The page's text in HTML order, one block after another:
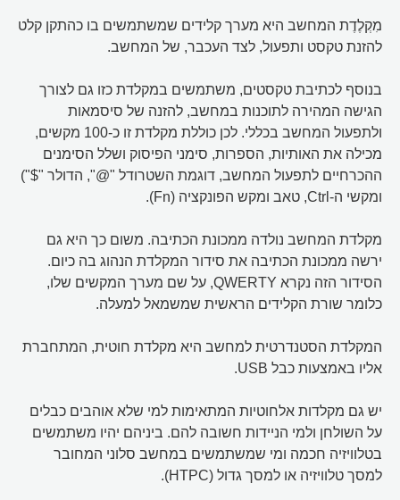
מִקְלֶדֶת המחשב היא מערך קלידים שמשתמשים בו כהתקן קלט
להזנת טקסט ותפעול, לצד העכבר, של המחשב.
בנוסף לכתיבת טקסטים, משתמשים במקלדת כזו גם לצורך
הגישה המהירה לתוכנות במחשב, להזנה של סיסמאות
ולתפעול המחשב בכללי. לכן כוללת מקלדת זו כ-100 מקשים,
מכילה את האותיות, הספרות, סימני הפיסוק ושלל הסימנים
ההכרחיים לתפעול המחשב, דוגמת השטרודל "@", הדולר "$")
ומקשי ה-Ctrl, טאב ומקש הפונקציה (Fn).
מקלדת המחשב נולדה ממכונת הכתיבה. משום כך היא גם
ירשה ממכונת הכתיבה את סידור המקלדת הנהוג בה כיום.
הסידור הזה נקרא QWERTY, על שם מערך המקשים שלו,
כלומר שורת הקלידים הראשית שמשמאל למעלה.
המקלדת הסטנדרטית למחשב היא מקלדת חוטית, המתחברת
אליו באמצעות כבל USB.
יש גם מקלדות אלחוטיות המתאימות למי שלא אוהבים כבלים
על השולחן ולמי הניידות חשובה להם. ביניהם יהיו משתמשים
בטלוויזיה חכמה ומי שמשתמשים במחשב סלוני המחובר
למסך טלוויזיה או למסך גדול (HTPC).